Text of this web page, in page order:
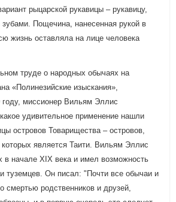
рыцарской рукавицы – рукавицу,
Пощечина, нанесенная рукой в
жизнь оставляла на лице человека
труде о народных обычаях на
«Полинезийские изыскания»,
году, миссионер Вильям Эллис
удивительное применение нашли
островов Товарищества – островов,
является Таити. Вильям Эллис
в начале XIX века и имел возможность
туземцев. Он писал: "Почти все обычаи и
смертью родственников и друзей,